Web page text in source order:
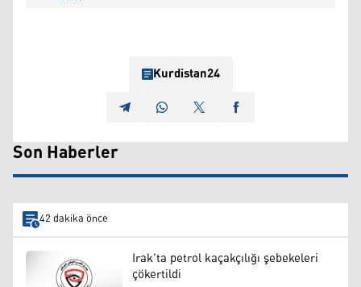
Kurdistan24
Son Haberler
42 dakika önce
Irak'ta petrol kaçakçılığı şebekeleri
çökertildi